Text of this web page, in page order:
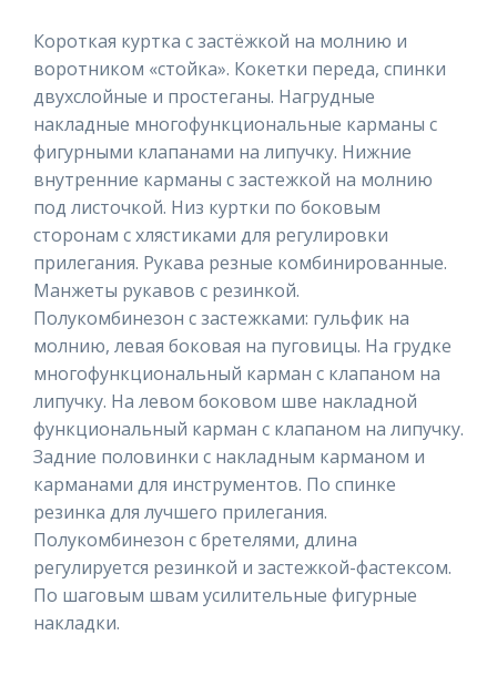
Короткая куртка с застёжкой на молнию и
воротником «стойка». Кокетки переда, спинки
двухслойные и простеганы. Нагрудные
накладные многофункциональные карманы с
фигурными клапанами на липучку. Нижние
внутренние карманы с застежкой на молнию
под листочкой. Низ куртки по боковым
сторонам с хлястиками для регулировки
прилегания. Рукава резные комбинированные.
Манжеты рукавов с резинкой.
Полукомбинезон с застежками: гульфик на
молнию, левая боковая на пуговицы. На грудке
многофункциональный карман с клапаном на
липучку. На левом боковом шве накладной
функциональный карман с клапаном на липучку.
Задние половинки с накладным карманом и
карманами для инструментов. По спинке
резинка для лучшего прилегания.
Полукомбинезон с бретелями, длина
регулируется резинкой и застежкой-фастексом.
По шаговым швам усилительные фигурные
накладки.